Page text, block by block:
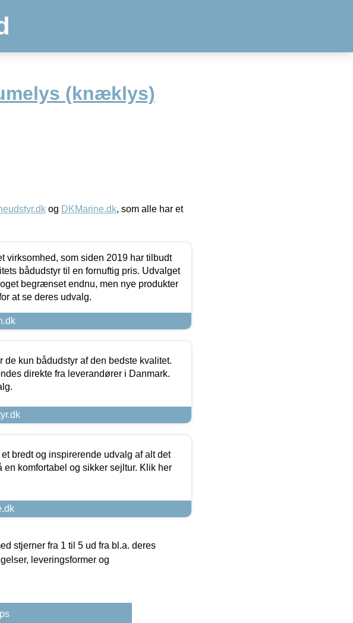
(knæklys)
og DKMarine.dk, som alle har et
virksomhed, som siden 2019 har tilbudt
bådudstyr til en fornuftig pris. Udvalget
begrænset endnu, men nye produkter
at se deres udvalg.
kun bådudstyr af den bedste kvalitet.
direkte fra leverandører i Danmark.
bredt og inspirerende udvalg af alt det
en komfortabel og sikker sejltur. Klik her
stjerner fra 1 til 5 ud fra bl.a. deres
leveringsformer og